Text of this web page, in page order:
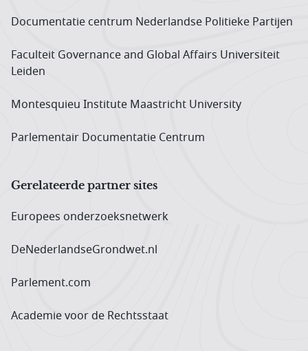
Documentatie centrum Neder­landse Politieke Partijen
Faculteit Governance and Global Affairs Universiteit
Leiden
Montesquieu Institute Maastricht University
Parlementair Documentatie Centrum
Gerelateerde partner sites
Europees onderzoeks­netwerk
DeNederlandseGrondwet.nl
Parlement.com
Academie voor de Rechtsstaat